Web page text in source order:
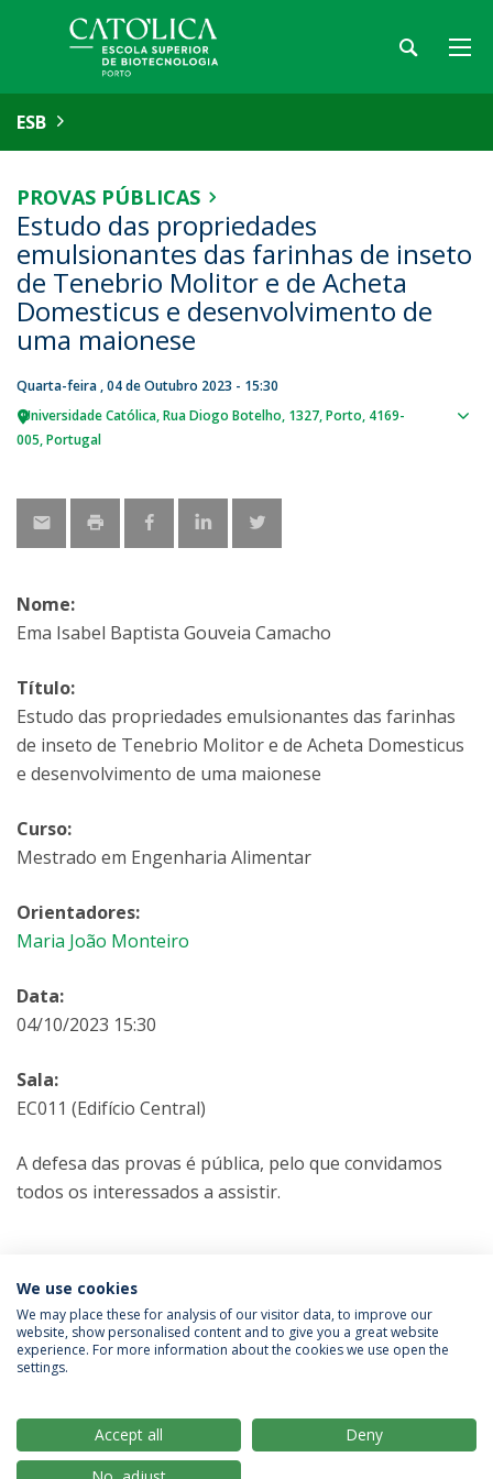
ESB
PROVAS PÚBLICAS
Estudo das propriedades
emulsionantes das farinhas de inseto
de Tenebrio Molitor e de Acheta
Domesticus e desenvolvimento de
uma maionese
Quarta-feira , 04 de Outubro 2023 - 15:30
Universidade Católica Rua Diogo Botelho, 1327 Porto 4169-
005 Portugal
Nome:
Ema Isabel Baptista Gouveia Camacho
Título:
Estudo das propriedades emulsionantes das farinhas
de inseto de Tenebrio Molitor e de Acheta Domesticus
e desenvolvimento de uma maionese
Curso:
Mestrado em Engenharia Alimentar
Orientadores:
Maria João Monteiro
Data:
04/10/2023 15:30
Sala:
EC011 (Edifício Central)
A defesa das provas é pública, pelo que convidamos
todos os interessados a assistir.
Mestrado em Engenharia Alimentar
Política de Privacidade
Termos & Condições
We use cookies
We may place these for analysis of our visitor data, to improve our
website, show personalised content and to give you a great website
experience. For more information about the cookies we use open the
settings.
Accept all
Deny